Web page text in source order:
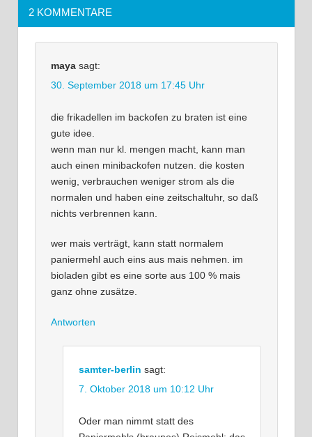
2 KOMMENTARE
maya sagt:
30. September 2018 um 17:45 Uhr
die frikadellen im backofen zu braten ist eine
gute idee.
wenn man nur kl. mengen macht, kann man
auch einen minibackofen nutzen. die kosten
wenig, verbrauchen weniger strom als die
normalen und haben eine zeitschaltuhr, so daß
nichts verbrennen kann.
wer mais verträgt, kann statt normalem
paniermehl auch eins aus mais nehmen. im
bioladen gibt es eine sorte aus 100 % mais
ganz ohne zusätze.
Antworten
samter-berlin sagt:
7. Oktober 2018 um 10:12 Uhr
Oder man nimmt statt des